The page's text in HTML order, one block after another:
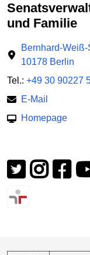
und Familie
Bernhard-
10178 Berlin
Tel.: +49 30 90227
E-Mail
Homepage